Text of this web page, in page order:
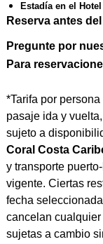
Estadía en el
Reserva antes
Pregunte por
Para
*Tarifa por
pasaje ida y
sujeto a
Coral Costa
y transporte
vigente. Ciertas
fecha
cancelan
sujetas a cambio